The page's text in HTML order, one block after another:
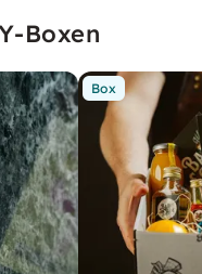
Boxen
Box